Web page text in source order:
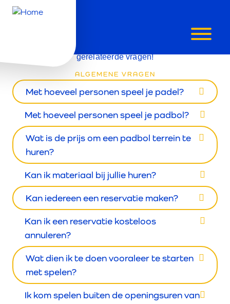
Vind hier antwoord op al je padel & padbol
gerelateerde vragen!
ALGEMENE VRAGEN
Met hoeveel personen speel je padel?
Met hoeveel personen speel je padbol?
Wat is de prijs om een padbol terrein te
huren?
Kan ik materiaal bij jullie huren?
Kan iedereen een reservatie maken?
Kan ik een reservatie kosteloos
annuleren?
Wat dien ik te doen vooraleer te starten
met spelen?
Ik kom spelen buiten de openingsuren van